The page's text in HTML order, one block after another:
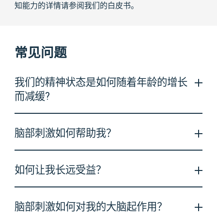
知能力的详情请参阅我们的白皮书。
常见问题
我们的精神状态是如何随着年龄的增长
而减缓?
此，究竟我们的心智在哪一个时间点开始退化？很多人
解为什么我们热心的想帮助您解决这个问题。
作者: Elliot M. Tucker-Drob, Timothy A. Salthouse
脑部刺激如何帮助我？
力，记忆力及同时处理多种职务的能力上的研究。
透过训练工作记忆而提高流质智力
发表于：Proceedings of the National Academy of
如何让我长远受益？
刺激能够为您的日常生活制造良好的效果。
脑部刺激如何对我的大脑起作用？